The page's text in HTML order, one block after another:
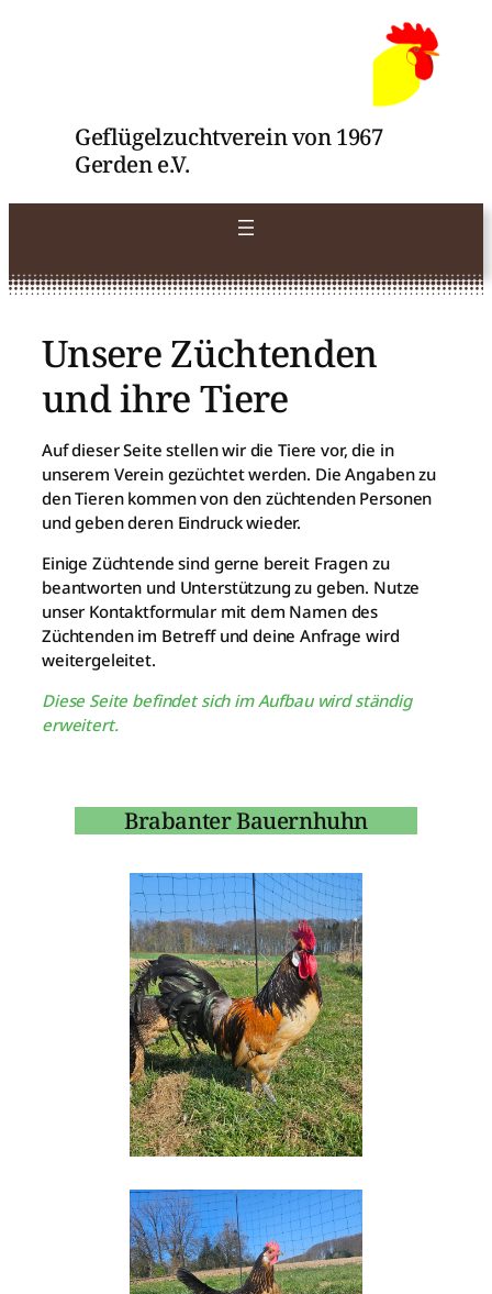
Geflügelzuchtverein von 1967
Gerden e.V.
Unsere Züchtenden
und ihre Tiere
Auf dieser Seite stellen wir die Tiere vor, die in
unserem Verein gezüchtet werden. Die Angaben zu
den Tieren kommen von den züchtenden Personen
und geben deren Eindruck wieder.
Einige Züchtende sind gerne bereit Fragen zu
beantworten und Unterstützung zu geben. Nutze
unser Kontaktformular mit dem Namen des
Züchtenden im Betreff und deine Anfrage wird
weitergeleitet.
Diese Seite befindet sich im Aufbau wird ständig
erweitert.
Brabanter Bauernhuhn